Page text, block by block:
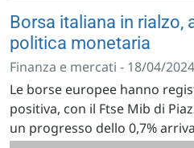
Borsa italiana in rialzo,
politica monetaria
Finanza e mercati - 18/04/
Le borse europee hanno
positiva, con il Ftse Mib di
un progresso dello 0,7%